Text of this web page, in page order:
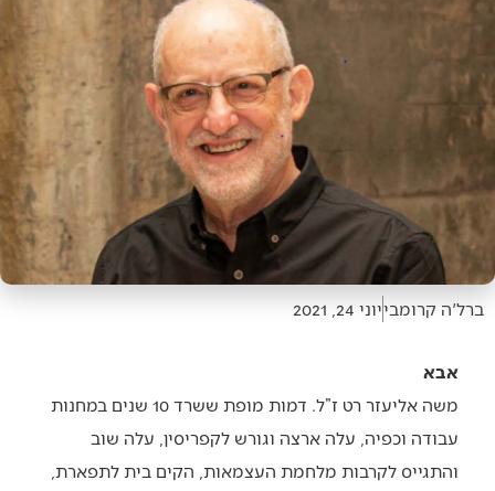
ברל'ה קרומבייוני 24, 2021
אבא
משה אליעזר רט ז”ל. דמות מופת ששרד 10 שנים במחנות
עבודה וכפיה, עלה ארצה וגורש לקפריסין, עלה שוב
והתגייס לקרבות מלחמת העצמאות, הקים בית לתפארת,